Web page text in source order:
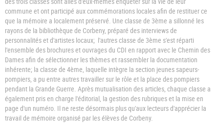
commune et ont participé aux commémorations locales afin de restituer ce
que la mémoire a localement préservé. Une classe de 3ème a sillonné les
rayons de la bibliothèque de Corbeny, préparé des interviews de
personnalités et d'artistes locaux; l'autres classe de 3ème s'est réparti
l'ensemble des brochures et ouvrages du CDI en rapport avec le Chemin des
Dames afin de sélectionner les thèmes et rassembler la documentation
inhérente; la classe de 4ème, laquelle intègre la section jeunes sapeurs-
pompiers, a pu entre autres travailler sur le rôle et la place des pompiers
pendant la Grande Guerre. Après mutualisation des articles, chaque classe a
également pris en charge l'éditorial, la gestion des rubriques et la mise en
page d'un numéro. Il ne reste désormais plus qu'aux lecteurs d'apprécier la
travail de mémoire organisé par les élèves de Corbeny.